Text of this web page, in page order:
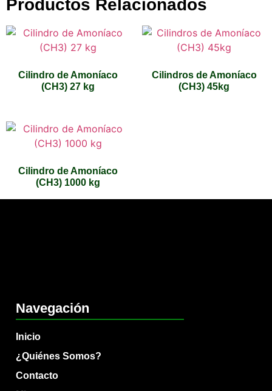
Productos Relacionados
Cilindro de Amoníaco
(CH3) 27 kg
Cilindros de Amoníaco
(CH3) 45kg
Cilindro de Amoníaco
(CH3) 1000 kg
Navegación
Inicio
¿Quiénes Somos?
Contacto